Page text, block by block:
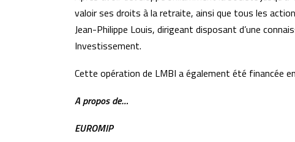
valoir ses droits à la retraite, ainsi que tous les
Jean-Philippe Louis, dirigeant disposant d’une
Investissement.
Cette opération de LMBI a également été financée
A propos de…
EUROMIP